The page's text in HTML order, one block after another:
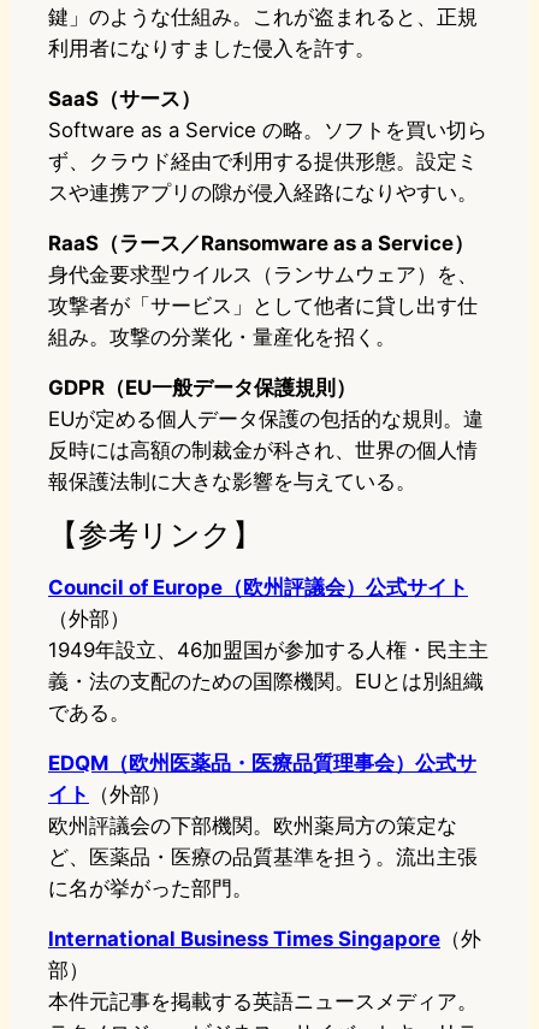
鍵」のような仕組み。これが盗まれると、正規
利用者になりすました侵入を許す。
SaaS（サース）
Software as a Service の略。ソフトを買い切ら
ず、クラウド経由で利用する提供形態。設定ミ
スや連携アプリの隙が侵入経路になりやすい。
RaaS（ラース／Ransomware as a Service）
身代金要求型ウイルス（ランサムウェア）を、
攻撃者が「サービス」として他者に貸し出す仕
組み。攻撃の分業化・量産化を招く。
GDPR（EU一般データ保護規則）
EUが定める個人データ保護の包括的な規則。違
反時には高額の制裁金が科され、世界の個人情
報保護法制に大きな影響を与えている。
【参考リンク】
Council of Europe（欧州評議会）公式サイト
（外部）
1949年設立、46加盟国が参加する人権・民主主
義・法の支配のための国際機関。EUとは別組織
である。
EDQM（欧州医薬品・医療品質理事会）公式サ
イト
（外部）
欧州評議会の下部機関。欧州薬局方の策定な
ど、医薬品・医療の品質基準を担う。流出主張
に名が挙がった部門。
International Business Times Singapore （外
部）
本件元記事を掲載する英語ニュースメディア。